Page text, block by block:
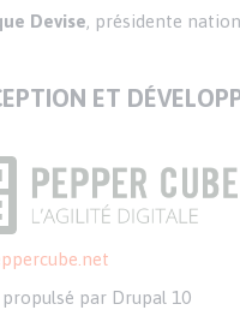
Devise, présidente
ET
par Drupal 10